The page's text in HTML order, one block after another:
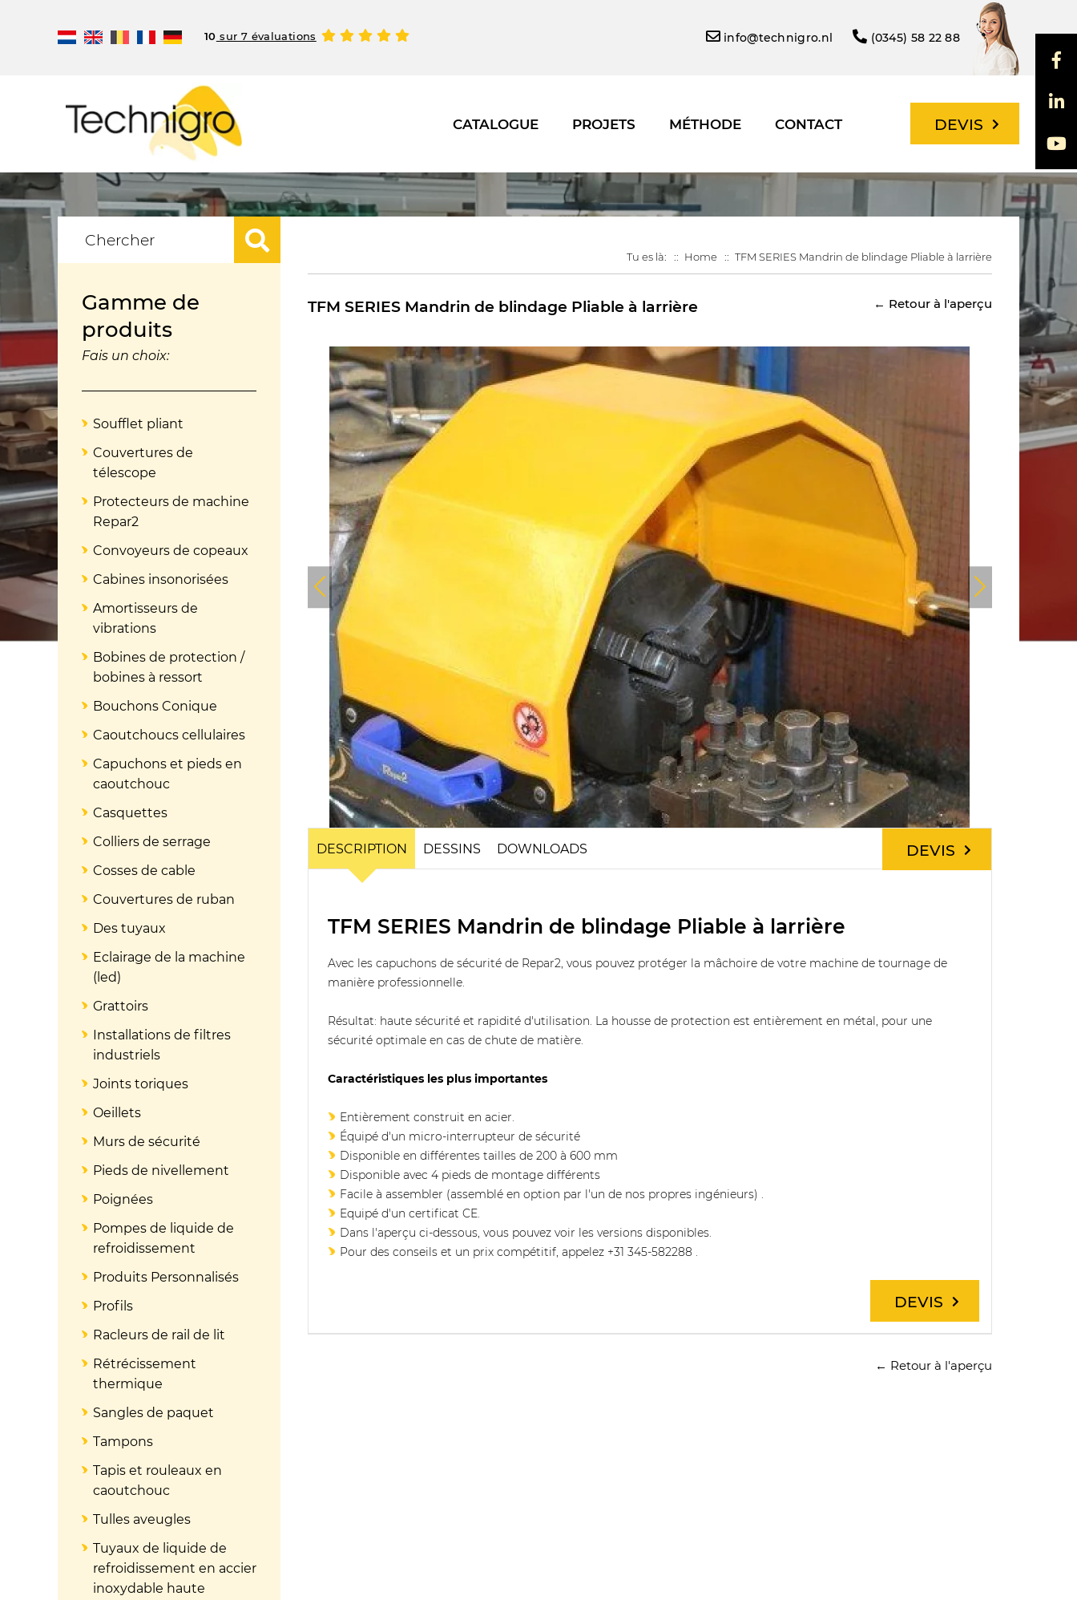
10 sur 7 évaluations info@technigro.nl (0345) 58 22 88
CATALOGUE PROJETS MÉTHODE CONTACT DEVIS
Tu es là: Home TFM SERIES Mandrin de blindage Pliable à larrière
TFM SERIES Mandrin de blindage Pliable à larrière ← Retour à l'aperçu
DESCRIPTION DESSINS DOWNLOADS DEVIS
DEVIS
TFM SERIES Mandrin de blindage Pliable à larrière
Avec les capuchons de sécurité de Repar2, vous pouvez protéger la mâchoire de votre machine de tournage de
manière professionnelle.
Résultat: haute sécurité et rapidité d'utilisation. La housse de protection est entièrement en métal, pour une
sécurité optimale en cas de chute de matière.
Caractéristiques les plus importantes
Entièrement construit en acier.
Équipé d'un micro-interrupteur de sécurité
Disponible en différentes tailles de 200 à 600 mm
Disponible avec 4 pieds de montage différents
Facile à assembler (assemblé en option par l'un de nos propres ingénieurs) .
Equipé d'un certificat CE.
Dans l'aperçu ci-dessous, vous pouvez voir les versions disponibles.
Pour des conseils et un prix compétitif, appelez +31 345-582288 .
← Retour à l'aperçu
Gamme de
produits
Fais un choix:
Soufflet pliant
Couvertures de
télescope
Protecteurs de machine
Repar2
Convoyeurs de copeaux
Cabines insonorisées
Amortisseurs de
vibrations
Bobines de protection /
bobines à ressort
Bouchons Conique
Caoutchoucs cellulaires
Capuchons et pieds en
caoutchouc
Casquettes
Colliers de serrage
Cosses de cable
Couvertures de ruban
Des tuyaux
Eclairage de la machine
(led)
Grattoirs
Installations de filtres
industriels
Joints toriques
Oeillets
Murs de sécurité
Pieds de nivellement
Poignées
Pompes de liquide de
refroidissement
Produits Personnalisés
Profils
Racleurs de rail de lit
Rétrécissement
thermique
Sangles de paquet
Tampons
Tapis et rouleaux en
caoutchouc
Tulles aveugles
Tuyaux de liquide de
refroidissement en accier
inoxydable haute